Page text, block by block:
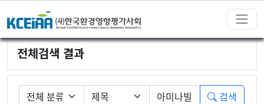
전체검색 결과
게시판 그룹선택
검색조건
검색어 필수
검색